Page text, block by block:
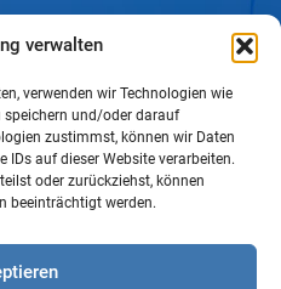
verwalten
verwenden wir Technologien wie
speichern und/oder darauf
zustimmst, können wir Daten
IDs auf dieser Website verarbeiten.
oder zurückziehst, können
beeinträchtigt werden.